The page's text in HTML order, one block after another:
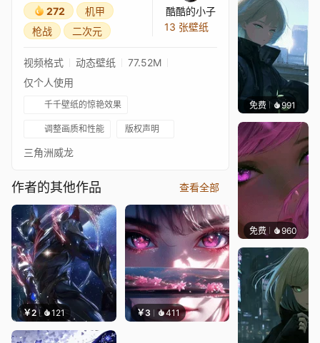
272
机甲
枪战
二次元
酷酷的小子
13 张壁纸
视频格式 动态壁纸
77.52M
仅个人使用
千千壁纸的惊艳效果
调整画质和性能 版权声明
三角洲威龙
作者的其他作品 查看全部
￥2 121 ￥3 411
免费 991辰东
免费 960辰东